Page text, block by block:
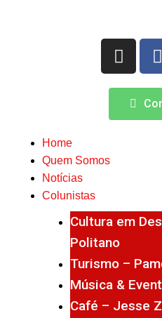
Home
Quem Somos
Notícias
Colunistas
Cultura em
Politano
Turismo –
Música &
Café – Jesse